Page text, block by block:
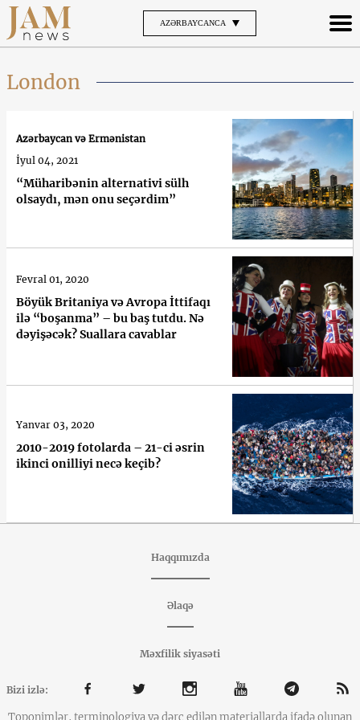
AZƏRBAYCANCA
London
“Müharibənin alternativi sülh
olsaydı, mən onu seçərdim”
Azərbaycan və Ermənistan
İyul 04, 2021
Böyük Britaniya və Avropa İttifaqı
ilə “boşanma” – bu baş tutdu. Nə
dəyişəcək? Suallara cavablar
Fevral 01, 2020
2010-2019 fotolarda – 21-ci əsrin
ikinci onilliyi necə keçib?
Yanvar 03, 2020
Haqqımızda
Əlaqə
Məxfilik siyasəti
Bizi izlə:
Toponimlər, terminologiya və dərc edilən materiallarda ifadə olunan